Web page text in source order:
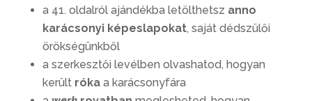
a 41. oldalról ajándékba letölthetsz anno
karácsonyi képeslapokat, saját dédszülői
örökségünkből
a szerkesztői levélben olvashatod, hogyan
került rókaa karácsonyfára